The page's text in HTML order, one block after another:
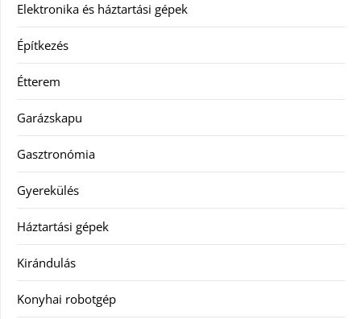
Elektronika és háztartási gépek
Építkezés
Étterem
Garázskapu
Gasztronómia
Gyerekülés
Háztartási gépek
Kirándulás
Konyhai robotgép